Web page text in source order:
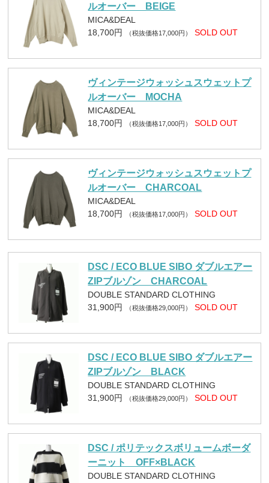
ルオーバー BEIGE
MICA&DEAL
18,700円
（税抜価格17,000円） SOLD OUT
ヴィンテージウォッシュスウェットプ
ルオーバー MOCHA
MICA&DEAL
18,700円
（税抜価格17,000円） SOLD OUT
ヴィンテージウォッシュスウェットプ
ルオーバー CHARCOAL
MICA&DEAL
18,700円
（税抜価格17,000円） SOLD OUT
DSC / ECO BLUE SIBO ダブルエアー
ZIPブルゾン CHARCOAL
DOUBLE STANDARD CLOTHING
31,900円
（税抜価格29,000円） SOLD OUT
DSC / ECO BLUE SIBO ダブルエアー
ZIPブルゾン BLACK
DOUBLE STANDARD CLOTHING
31,900円
（税抜価格29,000円） SOLD OUT
DSC / ポリテックスボリュームボーダ
ーニット OFF×BLACK
DOUBLE STANDARD CLOTHING